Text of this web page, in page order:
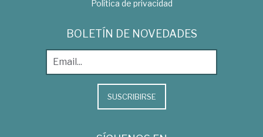
Política de privacidad
BOLETÍN DE NOVEDADES
SUSCRIBIRSE